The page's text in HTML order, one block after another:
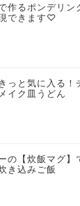
作るポンデリン
できます♡
っと気に入る！
イク皿うどん
の【炊飯マグ
き込みご飯